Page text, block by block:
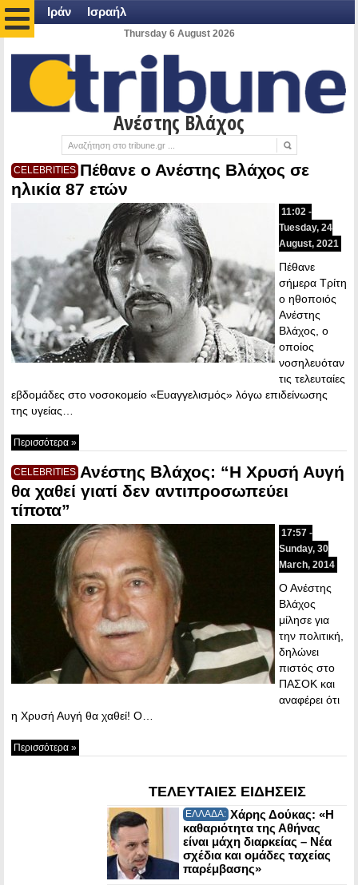
Ιράν Ισραήλ
Thursday 6 August 2026
Ανέστης Βλάχος
CELEBRITIES Πέθανε ο Ανέστης Βλάχος σε
ηλικία 87 ετών
11:02 -
Tuesday, 24
August, 2021
Πέθανε
σήμερα Τρίτη
ο ηθοποιός
Ανέστης
Βλάχος, ο
οποίος
νοσηλευόταν
τις τελευταίες
εβδομάδες στο νοσοκομείο «Ευαγγελισμός» λόγω επιδείνωσης
της υγείας…
Περισσότερα »
CELEBRITIES Ανέστης Βλάχος: “Η Χρυσή Αυγή
θα χαθεί γιατί δεν αντιπροσωπεύει
τίποτα”
17:57 -
Sunday, 30
March, 2014
Ο Ανέστης
Βλάχος
μίλησε για
την πολιτική,
δηλώνει
πιστός στο
ΠΑΣΟΚ και
αναφέρει ότι
η Χρυσή Αυγή θα χαθεί! Ο…
Περισσότερα »
ΤΕΛΕΥΤΑΙΕΣ ΕΙΔΗΣΕΙΣ
ΕΛΛΑΔΑ: Χάρης Δούκας: «Η
καθαριότητα της Αθήνας
είναι μάχη διαρκείας – Νέα
σχέδια και ομάδες ταχείας
παρέμβασης»